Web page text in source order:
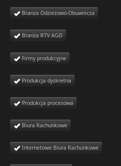
Branża Odzieżowo-Obuwnicza
Branża RTV AGD
Firmy produkcyjne
Produkcja dyskretna
Produkcja procesowa
Biura Rachunkowe
Internetowe Biura Rachunkowe